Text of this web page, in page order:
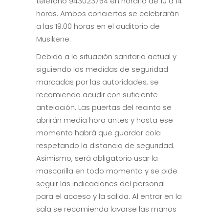
horas. Ambos conciertos se celebrarán
a las 19.00 horas en el auditorio de
Musikene.
Debido a la situación sanitaria actual y
siguiendo las medidas de seguridad
marcadas por las autoridades, se
recomienda acudir con suficiente
antelación. Las puertas del recinto se
abrirán media hora antes y hasta ese
momento habrá que guardar cola
respetando la distancia de seguridad.
Asimismo, será obligatorio usar la
mascarilla en todo momento y se pide
seguir las indicaciones del personal
para el acceso y la salida. Al entrar en la
sala se recomienda lavarse las manos